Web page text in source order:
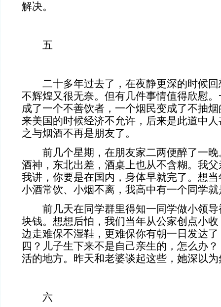
解决。
五
二十多年过去了，在夜静更深的时候回
不辉煌又很无奈。但有几件事情值得欣慰
成了一个不善饮者，一个烟民变成了不抽
来美国的时候经济不允许，后来是此道中
之与烟酒不再是朋友了。
前几个星期，在朋友家二两便醉了一晚
酒神，东北出差，酒桌上也从不含糊。我
我讲，你要是在国内，身体早就完了。想
小酒常饮、小烟不离，我高中有一个同学
前几天在同学群里得知一同学做小领导
块钱。想想后怕，我们当年从公家创点小
边走难保不湿鞋，更难保你有朝一日发达
四？儿子生下来不是自己亲生的，怎么办
活的地方。昨天和老婆谈起这些，她深以为
六